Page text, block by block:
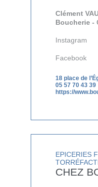
Clément
Boucherie -
Instagram
Facebook
18 place de
05 57 70 43 39
https://
EPICERIES
CHEZ